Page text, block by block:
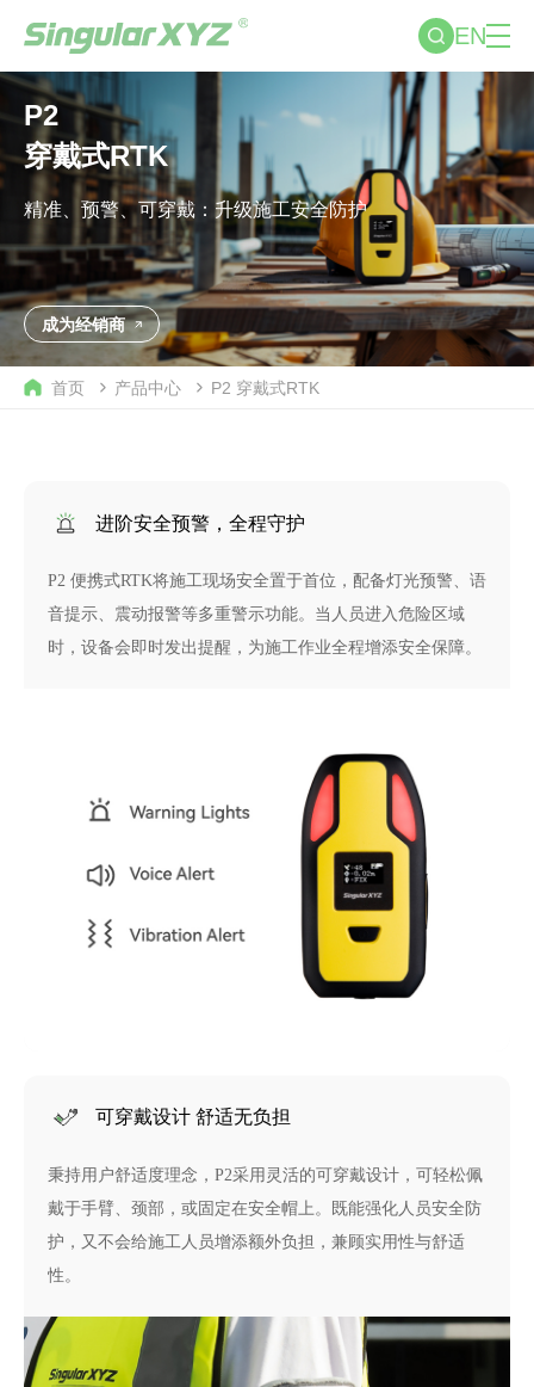
EN
P2
穿戴式RTK
精准、预警、可穿戴：升级施工安全防护
成为经销商
首页 产品中心 P2 穿戴式RTK
进阶安全预警，全程守护
P2 便携式RTK将施工现场安全置于首位，配备灯光预警、语
音提示、震动报警等多重警示功能。当人员进入危险区域
时，设备会即时发出提醒，为施工作业全程增添安全保障。
可穿戴设计 舒适无负担
秉持用户舒适度理念，P2采用灵活的可穿戴设计，可轻松佩
戴于手臂、颈部，或固定在安全帽上。既能强化人员安全防
护，又不会给施工人员增添额外负担，兼顾实用性与舒适
性。